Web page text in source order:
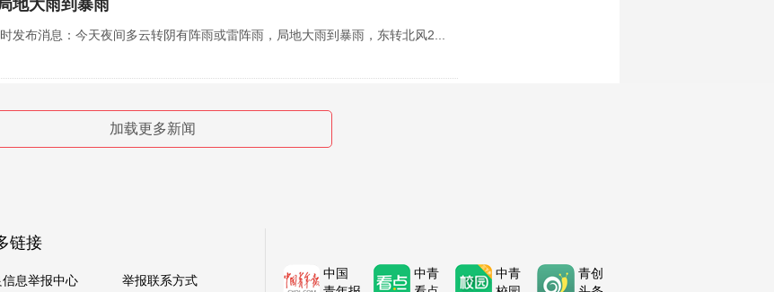
地大雨到暴雨
发布消息：今天夜间多云转阴有阵雨或雷阵雨，局地大雨到暴雨，东转北风2...
风黄色预警信号
江苏省气象台2021年09月13日17时05分变更发布台风黄色预警信号：受今年...
青网记者连线@反诈警官老陈——河北秦皇岛民警陈国平，陈警官特别为年轻...
加载更多新闻
链接
信息举报中心 举报联系方式
中国
中青
中青
青创